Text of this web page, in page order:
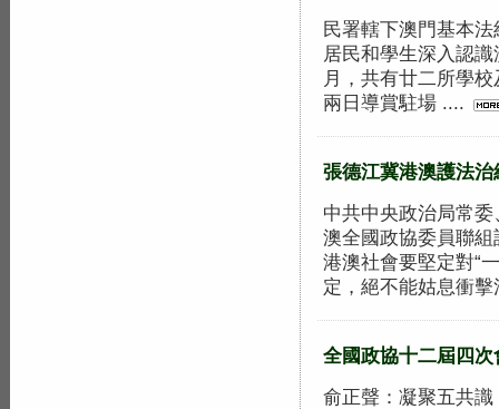
民署轄下澳門基本
居民和學生深入認
月，共有廿二所學
兩日導賞駐場 ....
張德江冀港澳護法治
中共中央政治局常
澳全國政協委員聯
港澳社會要堅定對“
定，絕不能姑息衝
全國政協十二屆四次
俞正聲：凝聚五共